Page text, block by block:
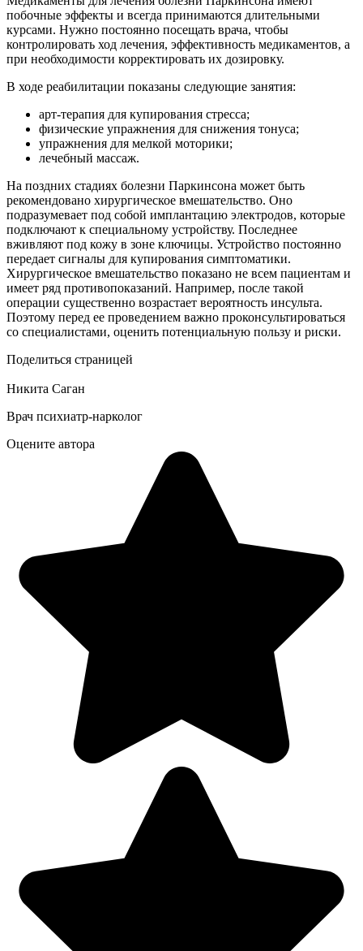
побочные эффекты и всегда принимаются длительными
курсами. Нужно постоянно посещать врача, чтобы
контролировать ход лечения, эффективность медикаментов, а
при необходимости корректировать их дозировку.
В ходе реабилитации показаны следующие занятия:
арт-терапия для купирования стресса;
физические упражнения для снижения тонуса;
упражнения для мелкой моторики;
лечебный массаж.
На поздних стадиях болезни Паркинсона может быть
рекомендовано хирургическое вмешательство. Оно
подразумевает под собой имплантацию электродов, которые
подключают к специальному устройству. Последнее
вживляют под кожу в зоне ключицы. Устройство постоянно
передает сигналы для купирования симптоматики.
Хирургическое вмешательство показано не всем пациентам и
имеет ряд противопоказаний. Например, после такой
операции существенно возрастает вероятность инсульта.
Поэтому перед ее проведением важно проконсультироваться
со специалистами, оценить потенциальную пользу и риски.
Поделиться страницей
Никита Саган
Врач психиатр-нарколог
Оцените автора